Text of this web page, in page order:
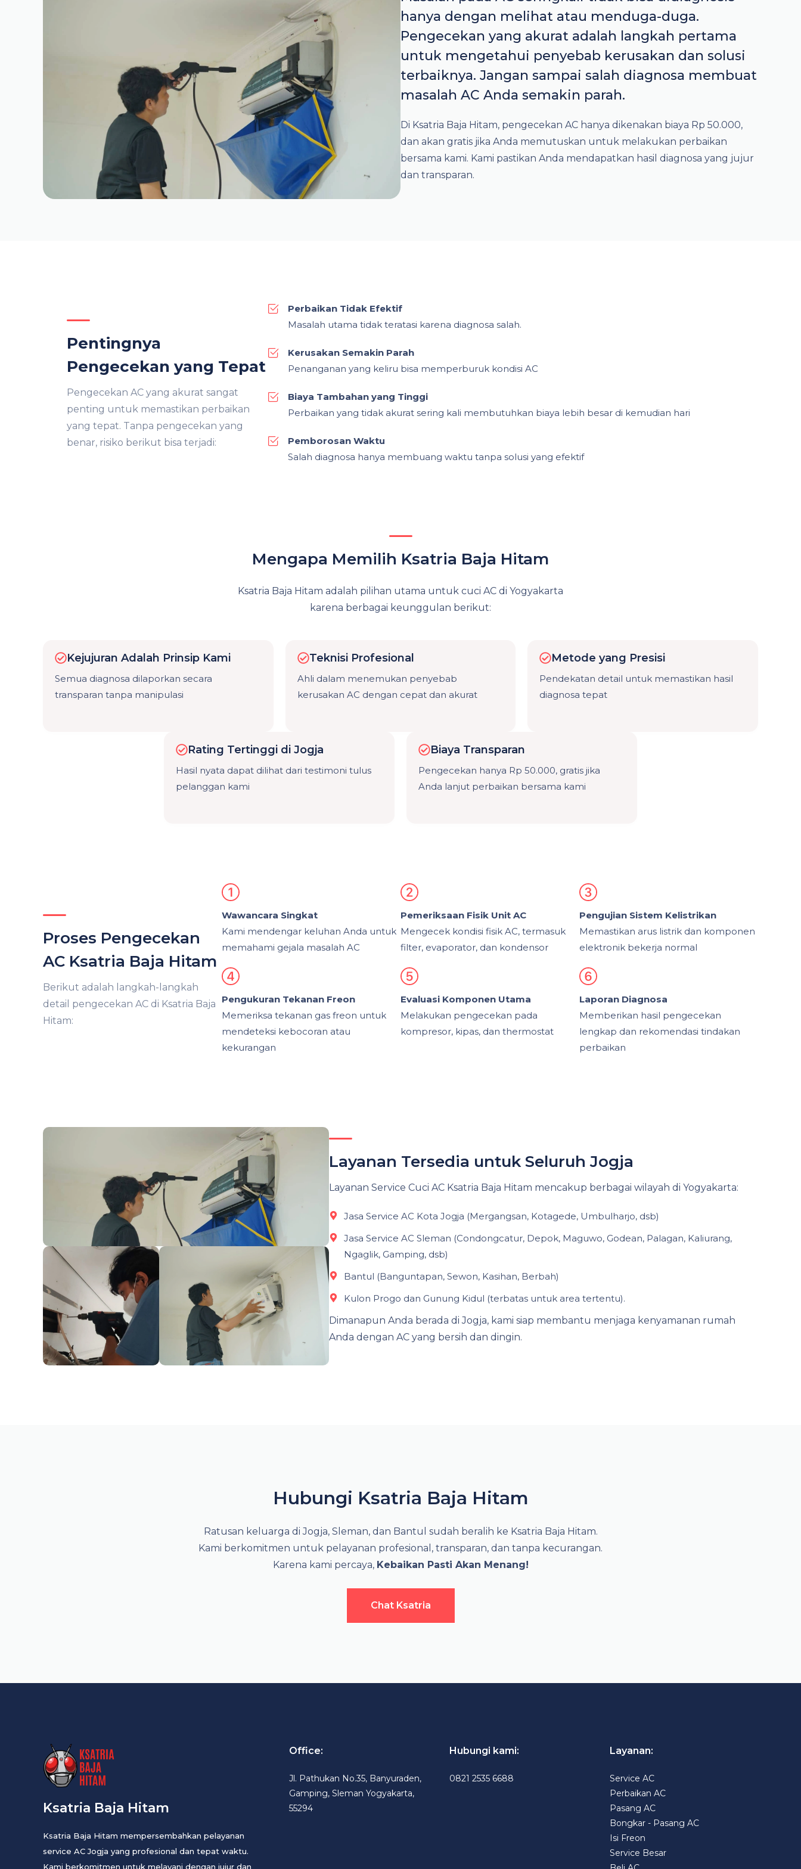
hanya dengan melihat atau menduga-duga.
Pengecekan yang akurat adalah langkah pertama
untuk mengetahui penyebab kerusakan dan solusi
terbaiknya. Jangan sampai salah diagnosa membuat
masalah AC Anda semakin parah.
Di Ksatria Baja Hitam, pengecekan AC hanya dikenakan biaya Rp 50.000,
dan akan gratis jika Anda memutuskan untuk melakukan perbaikan
bersama kami. Kami pastikan Anda mendapatkan hasil diagnosa yang jujur
dan transparan.
Pentingnya
Pengecekan yang Tepat
Pengecekan AC yang akurat sangat
penting untuk memastikan perbaikan
yang tepat. Tanpa pengecekan yang
benar, risiko berikut bisa terjadi:
Perbaikan Tidak Efektif
Masalah utama tidak teratasi karena diagnosa salah.
Kerusakan Semakin Parah
Penanganan yang keliru bisa memperburuk kondisi AC
Biaya Tambahan yang Tinggi
Perbaikan yang tidak akurat sering kali membutuhkan biaya lebih besar di kemudian hari
Pemborosan Waktu
Salah diagnosa hanya membuang waktu tanpa solusi yang efektif
Mengapa Memilih Ksatria Baja Hitam
Ksatria Baja Hitam adalah pilihan utama untuk cuci AC di Yogyakarta
karena berbagai keunggulan berikut:
Kejujuran Adalah Prinsip Kami
Semua diagnosa dilaporkan secara
transparan tanpa manipulasi
Teknisi Profesional
Ahli dalam menemukan penyebab
kerusakan AC dengan cepat dan akurat
Metode yang Presisi
Pendekatan detail untuk memastikan hasil
diagnosa tepat
Rating Tertinggi di Jogja
Hasil nyata dapat dilihat dari testimoni tulus
pelanggan kami
Biaya Transparan
Pengecekan hanya Rp 50.000, gratis jika
Anda lanjut perbaikan bersama kami
Proses Pengecekan
AC Ksatria Baja Hitam
Berikut adalah langkah-langkah
detail pengecekan AC di Ksatria Baja
Hitam:
Wawancara Singkat
Kami mendengar keluhan Anda untuk
memahami gejala masalah AC
Pemeriksaan Fisik Unit AC
Mengecek kondisi fisik AC, termasuk
filter, evaporator, dan kondensor
Pengujian Sistem Kelistrikan
Memastikan arus listrik dan komponen
elektronik bekerja normal
Pengukuran Tekanan Freon
Memeriksa tekanan gas freon untuk
mendeteksi kebocoran atau
kekurangan
Evaluasi Komponen Utama
Melakukan pengecekan pada
kompresor, kipas, dan thermostat
Laporan Diagnosa
Memberikan hasil pengecekan
lengkap dan rekomendasi tindakan
perbaikan
Layanan Tersedia untuk Seluruh Jogja
Layanan Service Cuci AC Ksatria Baja Hitam mencakup berbagai wilayah di Yogyakarta:
Jasa Service AC Kota Jogja (Mergangsan, Kotagede, Umbulharjo, dsb)
Jasa Service AC Sleman (Condongcatur, Depok, Maguwo, Godean, Palagan, Kaliurang,
Ngaglik, Gamping, dsb)
Bantul (Banguntapan, Sewon, Kasihan, Berbah)
Kulon Progo dan Gunung Kidul (terbatas untuk area tertentu).
Dimanapun Anda berada di Jogja, kami siap membantu menjaga kenyamanan rumah
Anda dengan AC yang bersih dan dingin.
Hubungi Ksatria Baja Hitam
Ratusan keluarga di Jogja, Sleman, dan Bantul sudah beralih ke Ksatria Baja Hitam.
Kami berkomitmen untuk pelayanan profesional, transparan, dan tanpa kecurangan.
Karena kami percaya, Kebaikan Pasti Akan Menang!
Chat Ksatria
Ksatria Baja Hitam
Ksatria Baja Hitam mempersembahkan pelayanan
service AC Jogja yang profesional dan tepat waktu.
Kami berkomitmen untuk melayani dengan jujur dan
Office:
Jl. Pathukan No.35, Banyuraden,
Gamping, Sleman Yogyakarta,
55294
Hubungi kami:
0821 2535 6688
Layanan:
Service AC
Perbaikan AC
Pasang AC
Bongkar - Pasang AC
Isi Freon
Service Besar